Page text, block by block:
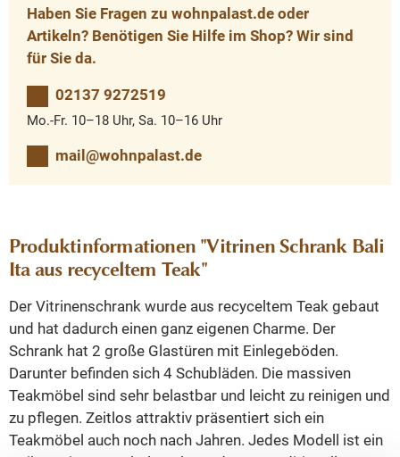
Haben Sie Fragen zu wohnpalast.de oder
Artikeln? Benötigen Sie Hilfe im Shop? Wir sind
für Sie da.
02137 9272519
Mo.-Fr. 10–18 Uhr, Sa. 10–16 Uhr
mail@wohnpalast.de
Produktinformationen "Vitrinen Schrank Bali
Ita aus recyceltem Teak"
Der Vitrinenschrank wurde aus recyceltem Teak gebaut
und hat dadurch einen ganz eigenen Charme. Der
Schrank hat 2 große Glastüren mit Einlegeböden.
Darunter befinden sich 4 Schubläden. Die massiven
Teakmöbel sind sehr belastbar und leicht zu reinigen und
zu pflegen. Zeitlos attraktiv präsentiert sich ein
Teakmöbel auch noch nach Jahren. Jedes Modell ist ein